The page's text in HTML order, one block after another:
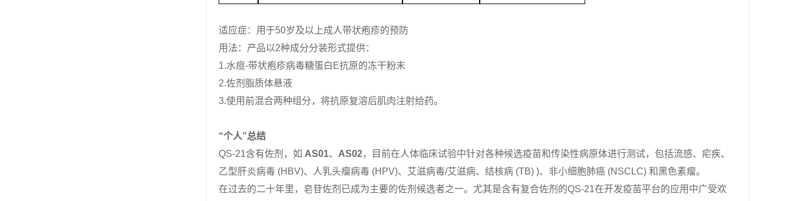
适应症：用于50岁及以上成人带状疱疹的预防
用法：产品以2种成分分装形式提供：
1.水痘-带状疱疹病毒糖蛋白 E抗原的冻干粉末
2.佐剂脂质体悬液
3.使用前混合两种组分，将抗原复溶后肌肉注射给药。
“个人”总结
QS-21含有佐剂，如 AS01、 AS02，目前在人体临床试验中针对各种候选疫苗和传染性病原体进行测试，包括流感、疟疾、
乙型肝炎病毒 (HBV)、人乳头瘤病毒 (HPV)、艾滋病毒/艾滋病、结核病 (TB) )、非小细胞肺癌 (NSCLC) 和黑色素瘤。
在过去的二十年里，皂苷佐剂已成为主要的佐剂候选者之一。尤其是含有复合佐剂的QS-21在开发疫苗平台的应用中广受欢